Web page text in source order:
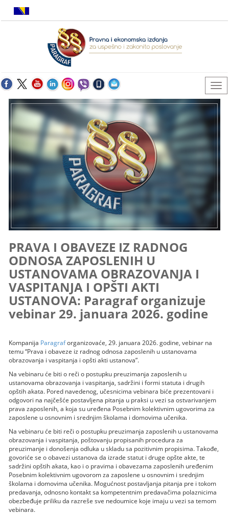
PRAVA I OBAVEZE IZ RADNOG
ODNOSA ZAPOSLENIH U
USTANOVAMA OBRAZOVANJA I
VASPITANJA I OPŠTI AKTI
USTANOVA: Paragraf organizuje
vebinar 29. januara 2026. godine
Kompanija Paragraforganizovaće, 29. januara 2026. godine, vebinar na
temu “Prava i obaveze iz radnog odnosa zaposlenih u ustanovama
obrazovanja i vaspitanja i opšti akti ustanova”.
Na vebinaru će biti o reči o postupku preuzimanja zaposlenih u
ustanovama obrazovanja i vaspitanja, sadržini i formi statuta i drugih
opštih akata. Pored navedenog, učesnicima vebinara biće prezentovani i
odgovori na najčešće postavljena pitanja u praksi u vezi sa ostvarivanjem
prava zaposlenih, a koja su uređena Posebnim kolektivnim ugovorima za
zaposlene u osnovnim i srednjim školama i domovima učenika.
Na vebinaru će biti reči o postupku preuzimanja zaposlenih u ustanovama
obrazovanja i vaspitanja, poštovanju propisanih procedura za
preuzimanje i donošenja odluka u skladu sa pozitivnim propisima. Takođe,
govoriće se o obavezi ustanova da izrade statut i druge opšte akte, te
sadržini opštih akata, kao i o pravima i obavezama zaposlenih uređenim
Posebnim kolektivnim ugovorom za zaposlene u osnovnim i srednjim
školama i domovima učenika. Mogućnost postavljanja pitanja pre i tokom
predavanja, odnosno kontakt sa kompetentnim predavačima polaznicima
obezbeđuje priliku da razreše sve nedoumice koje imaju u vezi sa temom
vebinara.